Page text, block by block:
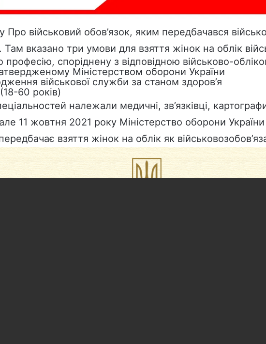
Про військовий обов’язок, яким передбачався
вказано три умови для взяття жінок на облік
професію, споріднену з відповідною військово-
Міністерством оборони України
військової служби за станом здоров’я
60 років)
належали медичні, зв’язківці,
11 жовтня 2021 року Міністерство оборони
взяття жінок на облік як